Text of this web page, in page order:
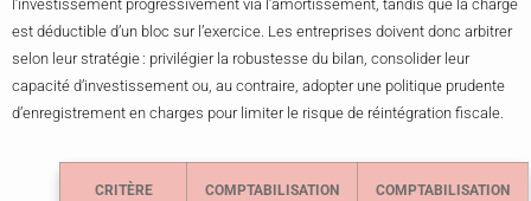
l’investissement progressivement via l’amortissement, tandis que la charge
est déductible d’un bloc sur l’exercice. Les entreprises doivent donc arbitrer
selon leur stratégie : privilégier la robustesse du bilan, consolider leur
capacité d’investissement ou, au contraire, adopter une politique prudente
d’enregistrement en charges pour limiter le risque de réintégration fiscale.
CRITÈRE
COMPTABILISATION
COMPTABILISATION